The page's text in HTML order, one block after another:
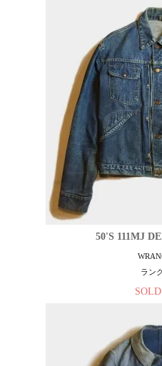
50'S 111MJ
ラン